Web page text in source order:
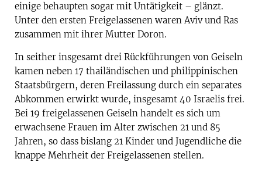
einige behaupten sogar mit Untätigkeit – glänzt.
Unter den ersten Freigelassenen waren Aviv und Ras
zusammen mit ihrer Mutter Doron.
In seither insgesamt drei Rückführungen von Geiseln
kamen neben 17 thailändischen und philippinischen
Staatsbürgern, deren Freilassung durch ein separates
Abkommen erwirkt wurde, insgesamt 40 Israelis frei.
Bei 19 freigelassenen Geiseln handelt es sich um
erwachsene Frauen im Alter zwischen 21 und 85
Jahren, so dass bislang 21 Kinder und Jugendliche die
knappe Mehrheit der Freigelassenen stellen.